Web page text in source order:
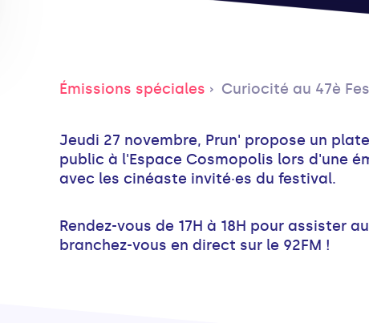
Émissions spéciales Curiocité au 47è
Jeudi 27 novembre, Prun' propose un
public à l'Espace Cosmopolis lors d'une
avec les cinéaste invité·es du festival.
Rendez-vous de 17H à 18H pour assister
branchez-vous en direct sur le 92FM !